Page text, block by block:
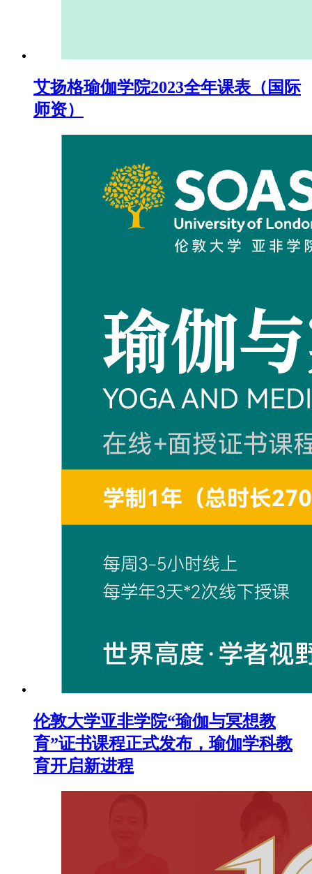
艾扬格瑜伽学院2023全年课表（国际
师资）
伦敦大学亚非学院“瑜伽与冥想教
育”证书课程正式发布，瑜伽学科教
育开启新进程